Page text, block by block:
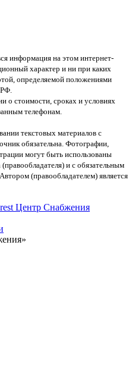
информация на этом интернет-
характер и ни при каких
определяемой положениями
о стоимости, сроках и условиях
телефонам.
текстовых материалов с
обязательна. Фотографии,
могут быть использованы
и с обязательным
(правообладателем) является